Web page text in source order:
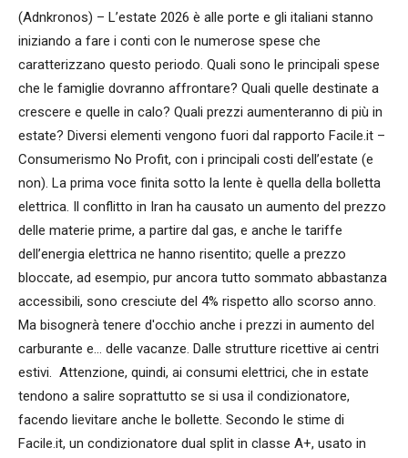
(Adnkronos) – L’estate 2026 è alle porte e gli italiani stanno
iniziando a fare i conti con le numerose spese che
caratterizzano questo periodo. Quali sono le principali spese
che le famiglie dovranno affrontare? Quali quelle destinate a
crescere e quelle in calo? Quali prezzi aumenteranno di più in
estate? Diversi elementi vengono fuori dal rapporto Facile.it –
Consumerismo No Profit, con i principali costi dell’estate (e
non). La prima voce finita sotto la lente è quella della bolletta
elettrica. Il conflitto in Iran ha causato un aumento del prezzo
delle materie prime, a partire dal gas, e anche le tariffe
dell’energia elettrica ne hanno risentito; quelle a prezzo
bloccate, ad esempio, pur ancora tutto sommato abbastanza
accessibili, sono cresciute del 4% rispetto allo scorso anno.
Ma bisognerà tenere d'occhio anche i prezzi in aumento del
carburante e… delle vacanze. Dalle strutture ricettive ai centri
estivi. Attenzione, quindi, ai consumi elettrici, che in estate
tendono a salire soprattutto se si usa il condizionatore,
facendo lievitare anche le bollette. Secondo le stime di
Facile.it, un condizionatore dual split in classe A+, usato in